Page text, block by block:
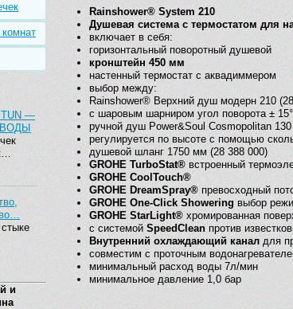
—
и
Rainshower® System 210
Душевая система с термостатом для
включает в себя:
горизонтальный поворотный душевой
кронштейн 450 мм
настенный термостат с аквадиммером
выбор между:
Rainshower® Верхний душ модерн 210
с шаровым шарниром угол поворота ± 15°
ручной душ Power&Soul Cosmopolitan
регулируется по высоте с помощью
душевой шланг 1750 мм (28 388 000)
GROHE TurboStat® встроенный
GROHE CoolTouch®
GROHE DreamSpray® превосходный
GROHE One-Click Showering выбор
GROHE StarLight® хромированная
с системой SpeedClean против
Внутренний охлаждающий канал для
совместим с проточным
минимальный расход воды 7л/мин
минимальное давление 1,0 бар